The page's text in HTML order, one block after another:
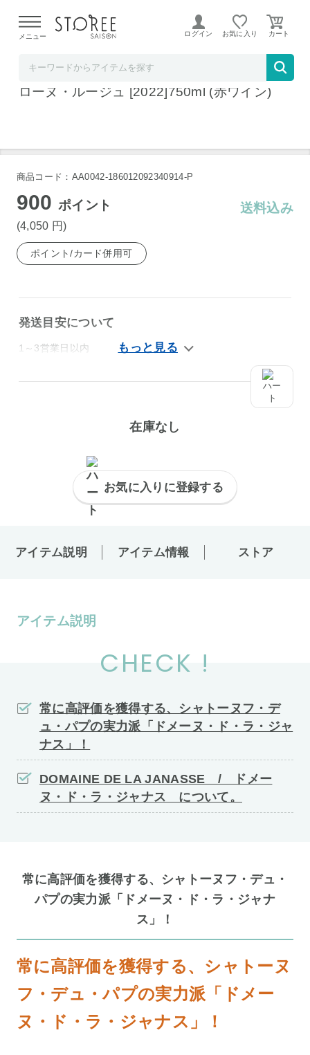
よる配送遅延が発生しております。
メニュー ログイン お気に入り
ドメーヌ・ド・ラ・ジャナス コート・デュ・
ローヌ・ルージュ [2022]750ml (赤ワイン)
商品コード：AA0042-186012092340914-P
900ポイント
(4,050 円)
送料込み
ポイント/カード併用可
発送目安について
1～3営業日以内
在庫なし
お気に入りに登録する
アイテム説明 アイテム情報 ストア
アイテム説明
CHECK !
常に高評価を獲得する、シャトーヌフ・デ
ュ・パプの実力派「ドメーヌ・ド・ラ・ジャ
ナス」！
DOMAINE DE LA JANASSE / ドメー
ヌ・ド・ラ・ジャナス について。
常に高評価を獲得する、シャトーヌフ・デュ・
パプの実力派「ドメーヌ・ド・ラ・ジャナ
ス」！
常に高評価を獲得する、シャトーヌ
フ・デュ・パプの実力派「ドメー
ヌ・ド・ラ・ジャナス」！